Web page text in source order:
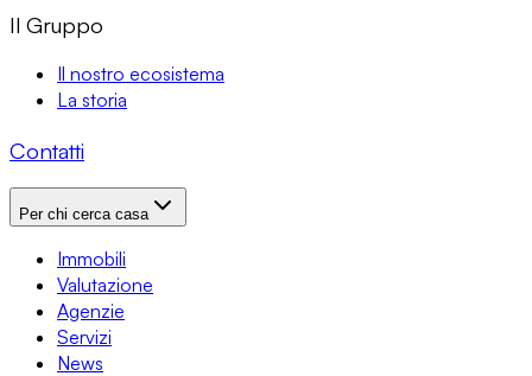
Il Gruppo
Il nostro ecosistema
La storia
Contatti
Per chi cerca casa
Immobili
Valutazione
Agenzie
Servizi
News